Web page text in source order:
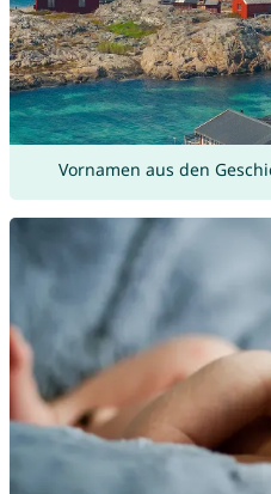
Vornamen aus den